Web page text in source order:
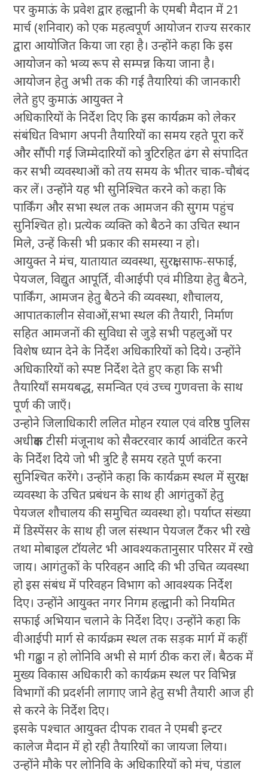
पर कुमाऊं के प्रवेश द्वार हल्द्वानी के एमबी मैदान में 21
मार्च (शनिवार) को एक महत्वपूर्ण आयोजन राज्य सरकार
द्वारा आयोजित किया जा रहा है। उन्होंने कहा कि इस
आयोजन को भव्य रूप से सम्पन्न किया जाना है।
आयोजन हेतु अभी तक की गई तैयारियां की जानकारी
लेते हुए कुमाऊं आयुक्त ने
अधिकारियों के निर्देश दिए कि इस कार्यक्रम को लेकर
संबंधित विभाग अपनी तैयारियों का समय रहते पूरा करें
और सौंपी गई जिम्मेदारियों को त्रुटिरहित ढंग से संपादित
कर सभी व्यवस्थाओं को तय समय के भीतर चाक-चौबंद
कर लें। उन्होंने यह भी सुनिश्चित करने को कहा कि
पार्किंग और सभा स्थल तक आमजन की सुगम पहुंच
सुनिश्चित हो। प्रत्येक व्यक्ति को बैठने का उचित स्थान
मिले, उन्हें किसी भी प्रकार की समस्या न हो।
आयुक्त ने मंच, यातायात व्यवस्था, सुरक्षा, साफ-सफाई,
पेयजल, विद्युत आपूर्ति, वीआईपी एवं मीडिया हेतु बैठने,
पार्किंग, आमजन हेतु बैठने की व्यवस्था, शौचालय,
आपातकालीन सेवाओं,सभा स्थल की तैयारी, निर्माण
सहित आमजनों की सुविधा से जुड़े सभी पहलुओं पर
विशेष ध्यान देने के निर्देश अधिकारियों को दिये। उन्होंने
अधिकारियों को स्पष्ट निर्देश देते हुए कहा कि सभी
तैयारियाँ समयबद्ध, समन्वित एवं उच्च गुणवत्ता के साथ
पूर्ण की जाएँ।
उन्होने जिलाधिकारी ललित मोहन रयाल एवं वरिष्ठ पुलिस
अधीक्षक टीसी मंजूनाथ को सैक्टरवार कार्य आवंटित करने
के निर्देश दिये जो भी त्रुटि है समय रहते पूर्ण करना
सुनिश्चित करेंगे। उन्होंने कहा कि कार्यक्रम स्थल में सुरक्षा
व्यवस्था के उचित प्रबंधन के साथ ही आगंतुकों हेतु
पेयजल शौचालय की समुचित व्यवस्था हो। पर्याप्त संख्या
में डिस्पेंसर के साथ ही जल संस्थान पेयजल टैंकर भी रखे
तथा मोबाइल टॉयलेट भी आवश्यकतानुसार परिसर में रखे
जाय। आगंतुकों के परिवहन आदि की भी उचित व्यवस्था
हो इस संबंध में परिवहन विभाग को आवश्यक निर्देश
दिए। उन्होंने आयुक्त नगर निगम हल्द्वानी को नियमित
सफाई अभियान चलाने के निर्देश दिए। उन्होंने कहा कि
वीआईपी मार्ग से कार्यक्रम स्थल तक सड़क मार्ग में कहीं
भी गढ्ढा न हो लोनिवि अभी से मार्ग ठीक करा लें। बैठक में
मुख्य विकास अधिकारी को कार्यक्रम स्थल पर विभिन्न
विभागों की प्रदर्शनी लागाए जाने हेतु सभी तैयारी आज ही
से करने के निर्देश दिए।
इसके पश्चात आयुक्त दीपक रावत ने एमबी इन्टर
कालेज मैदान में हो रही तैयारियों का जायजा लिया।
उन्होंने मौके पर लोनिवि के अधिकारियों को मंच, पंडाल